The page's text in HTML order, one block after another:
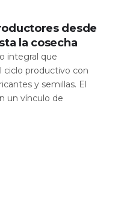
desde
la cosecha
integral que
ciclo productivo con
y semillas. El
un vínculo de